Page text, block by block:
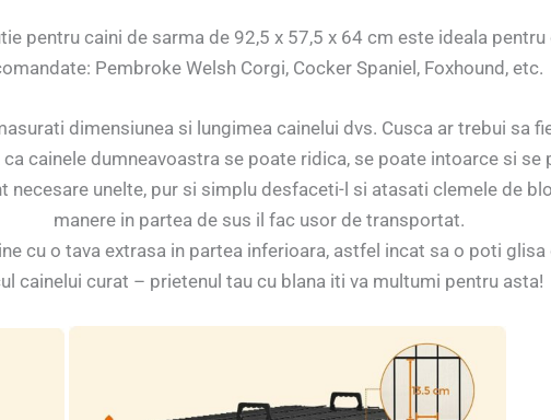
pentru caini de sarma de 92,5 x 57,5 ​​x 64 cm este ideala
Pembroke Welsh Corgi, Cocker Spaniel, Foxhound, etc.
dimensiunea si lungimea cainelui dvs. Cusca ar trebui sa
ca cainele dumneavoastra se poate ridica, se poate intoarce si
necesare unelte, pur si simplu desfaceti-l si atasati clemele de
manere in partea de sus il fac usor de transportat.
cu o tava extrasa in partea inferioara, astfel incat sa o poti
cainelui curat – prietenul tau cu blana iti va multumi pentru asta!